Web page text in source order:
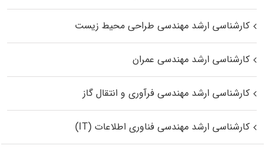
کارشناسی ارشد مهندسی طراحی محیط زیست
کارشناسی ارشد مهندسی عمران
کارشناسی ارشد مهندسی فرآوری و انتقال گاز
کارشناسی ارشد مهندسی فناوری اطلاعات (IT)